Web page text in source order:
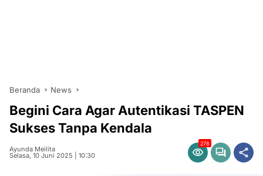
Beranda News
Begini Cara Agar Autentikasi TASPEN
Sukses Tanpa Kendala
Ayunda Meilita
Selasa, 10 Juni 2025 | 10:30
278